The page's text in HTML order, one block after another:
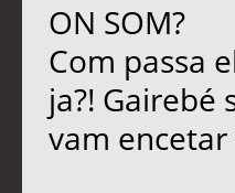
ON SOM?
Com passa
ja?!
vam